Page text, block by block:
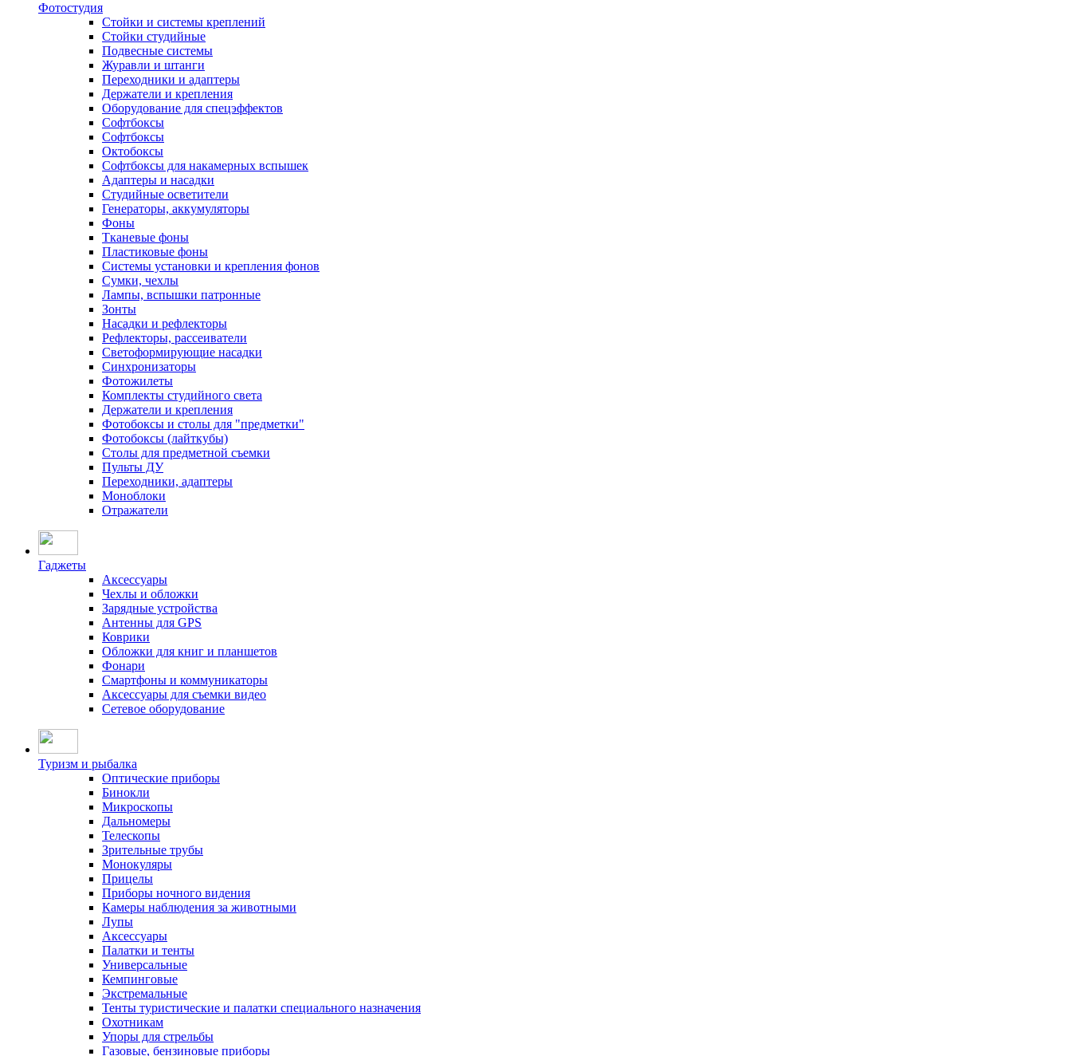
Фотостудия
Стойки и системы креплений
Стойки студийные
Подвесные системы
Журавли и штанги
Переходники и адаптеры
Держатели и крепления
Оборудование для спецэффектов
Софтбоксы
Софтбоксы
Октобоксы
Софтбоксы для накамерных вспышек
Адаптеры и насадки
Студийные осветители
Генераторы, аккумуляторы
Фоны
Тканевые фоны
Пластиковые фоны
Системы установки и крепления фонов
Сумки, чехлы
Лампы, вспышки патронные
Зонты
Насадки и рефлекторы
Рефлекторы, рассеиватели
Светоформирующие насадки
Синхронизаторы
Фотожилеты
Комплекты студийного света
Держатели и крепления
Фотобоксы и столы для "предметки"
Фотобоксы (лайткубы)
Столы для предметной съемки
Пульты ДУ
Переходники, адаптеры
Моноблоки
Отражатели
Гаджеты
Аксессуары
Чехлы и обложки
Зарядные устройства
Антенны для GPS
Коврики
Обложки для книг и планшетов
Фонари
Смартфоны и коммуникаторы
Аксессуары для съемки видео
Сетевое оборудование
Туризм и рыбалка
Оптические приборы
Бинокли
Микроскопы
Дальномеры
Телескопы
Зрительные трубы
Монокуляры
Прицелы
Приборы ночного видения
Камеры наблюдения за животными
Лупы
Аксессуары
Палатки и тенты
Универсальные
Кемпинговые
Экстремальные
Тенты туристические и палатки специального назначения
Охотникам
Упоры для стрельбы
Газовые, бензиновые приборы